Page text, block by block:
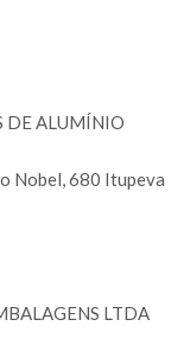
DE ALUMÍNIO
Nobel, 680 Itupeva
LTDA